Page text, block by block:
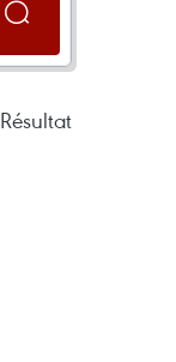
Résultat